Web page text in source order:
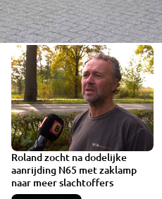
Roland zocht na dodelijke
aanrijding N65 met zaklamp
naar meer slachtoffers
1:34